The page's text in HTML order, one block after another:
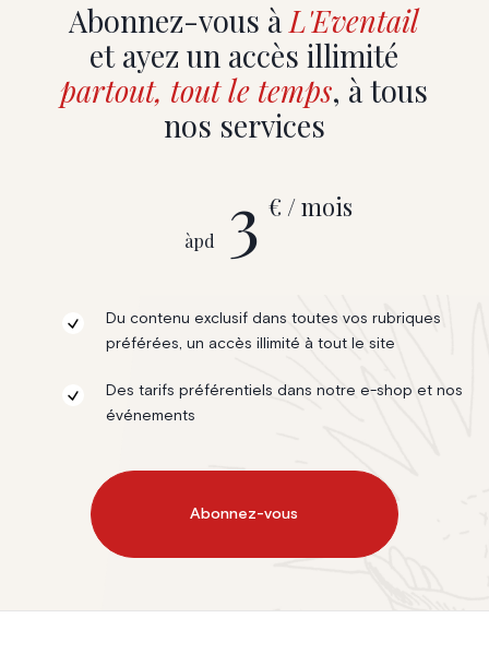
Abonnez-vous àL'Eventail
et ayez un accès illimité
partout, tout le temps, à tous
nos services
àpd 3 € / mois
Du contenu exclusif dans toutes vos rubriques
préférées, un accès illimité à tout le site
Des tarifs préférentiels dans notre e-shop et nos
événements
Abonnez-vous